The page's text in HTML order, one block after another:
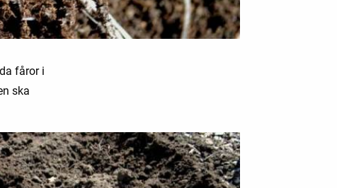
fåror i
ska